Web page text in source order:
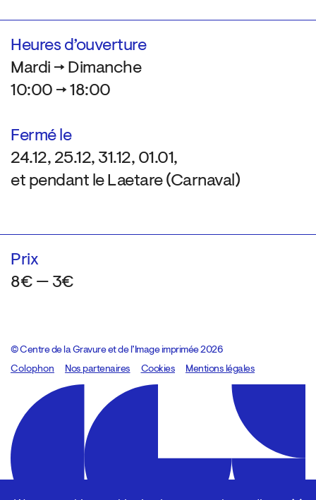
Heures d’ouverture
Mardi → Dimanche
10:00 → 18:00
Fermé le
24.12, 25.12, 31.12, 01.01,
et pendant le Laetare (Carnaval)
Prix
8€ — 3€
© Centre de la Gravure et de l’Image imprimée 2026
Colophon
Design:Marcel Kaczmarek, code:8080.studio
Nos partenaires Cookies Mentions légales